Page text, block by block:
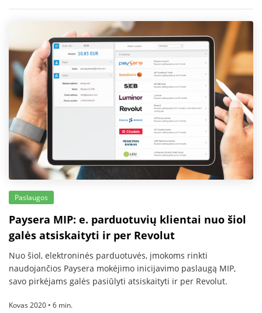
Paslaugos
Paysera MIP: e. parduotuvių klientai nuo šiol
galės atsiskaityti ir per Revolut
Nuo šiol, elektroninės parduotuvės, įmokoms rinkti
naudojančios Paysera mokėjimo inicijavimo paslaugą MIP,
savo pirkėjams galės pasiūlyti atsiskaityti ir per Revolut.
Kovas 2020 • 6 min.